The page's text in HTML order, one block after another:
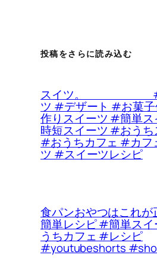
投稿をさらに読み込む
スイツ。 #
ツ #デザート #お菓
作りスイーツ #簡単
時短スイーツ #おうち
#おうちカフェ #カフ
ツ #スイーツレシピ
食パンおやつはこれが
簡単レシピ #簡単ス
うちカフェ #レシピ
#youtubeshorts